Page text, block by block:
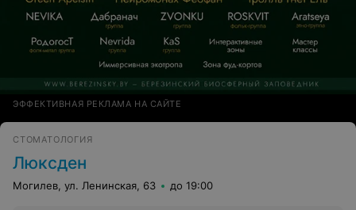
ЭФФЕКТИВНАЯ РЕКЛАМА НА САЙТЕ
СТОМАТОЛОГИЯ
Люксден
Могилев, ул. Ленинская, 63 до 19:00